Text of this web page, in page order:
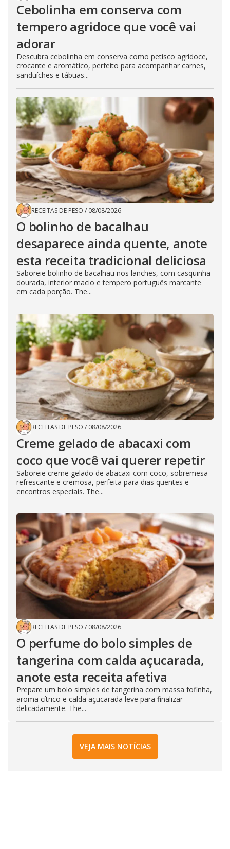
Cebolinha em conserva com
tempero agridoce que você vai
adorar
Descubra cebolinha em conserva como petisco agridoce,
crocante e aromático, perfeito para acompanhar carnes,
sanduíches e tábuas...
RECEITAS DE PESO / 08/08/2026
O bolinho de bacalhau
desaparece ainda quente, anote
esta receita tradicional deliciosa
Saboreie bolinho de bacalhau nos lanches, com casquinha
dourada, interior macio e tempero português marcante
em cada porção. The...
RECEITAS DE PESO / 08/08/2026
Creme gelado de abacaxi com
coco que você vai querer repetir
Saboreie creme gelado de abacaxi com coco, sobremesa
refrescante e cremosa, perfeita para dias quentes e
encontros especiais. The...
RECEITAS DE PESO / 08/08/2026
O perfume do bolo simples de
tangerina com calda açucarada,
anote esta receita afetiva
Prepare um bolo simples de tangerina com massa fofinha,
aroma cítrico e calda açucarada leve para finalizar
delicadamente. The...
VEJA MAIS NOTÍCIAS